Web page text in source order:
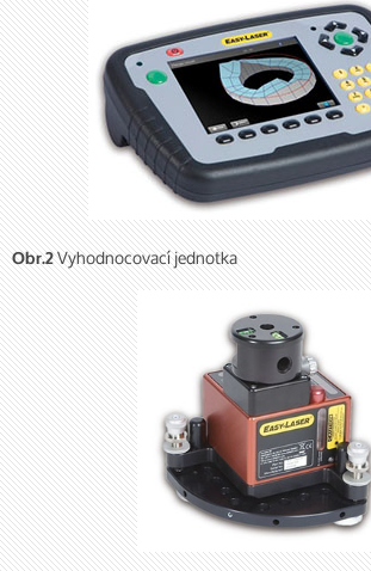
Obr.2Vyhodnocovací jednotka